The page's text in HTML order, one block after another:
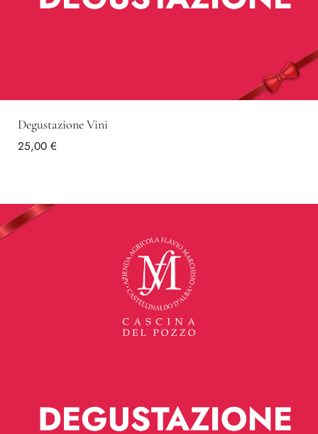
Degustazione Vini
25,00 €